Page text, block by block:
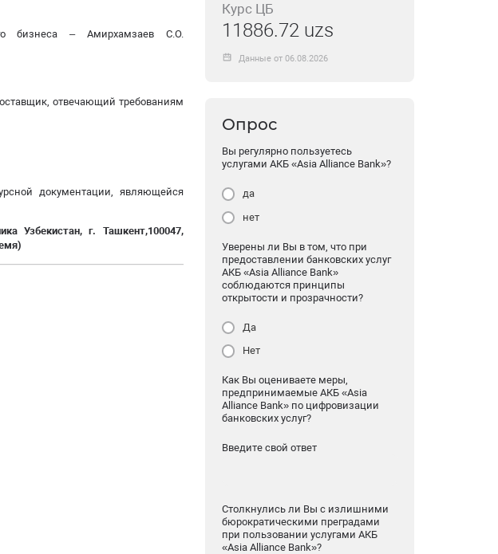
бизнеса – Амирхамзаев С.О.
отвечающий требованиям
документации, являющейся
Узбекистан, г. Ташкент,100047,
Курс ЦБ
11886.72 uzs
Данные от 06.08.2026
Опрос
Вы регулярно пользуетесь
услугами АКБ «Asia Alliance Bank»?
да
нет
Уверены ли Вы в том, что при
предоставлении банковских услуг
АКБ «Asia Alliance Bank»
соблюдаются принципы
открытости и прозрачности?
Да
Нет
Как Вы оцениваете меры,
предпринимаемые АКБ «Asia
Alliance Bank» по цифровизации
банковских услуг?
Введите свой ответ
Столкнулись ли Вы с излишними
бюрократическими преградами
при пользовании услугами АКБ
«Asia Alliance Bank»?